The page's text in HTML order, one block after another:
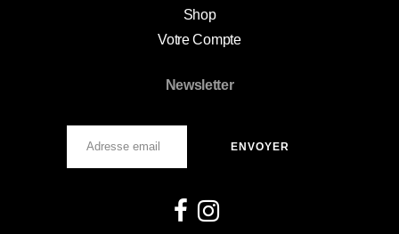
Shop
Votre Compte
Newsletter